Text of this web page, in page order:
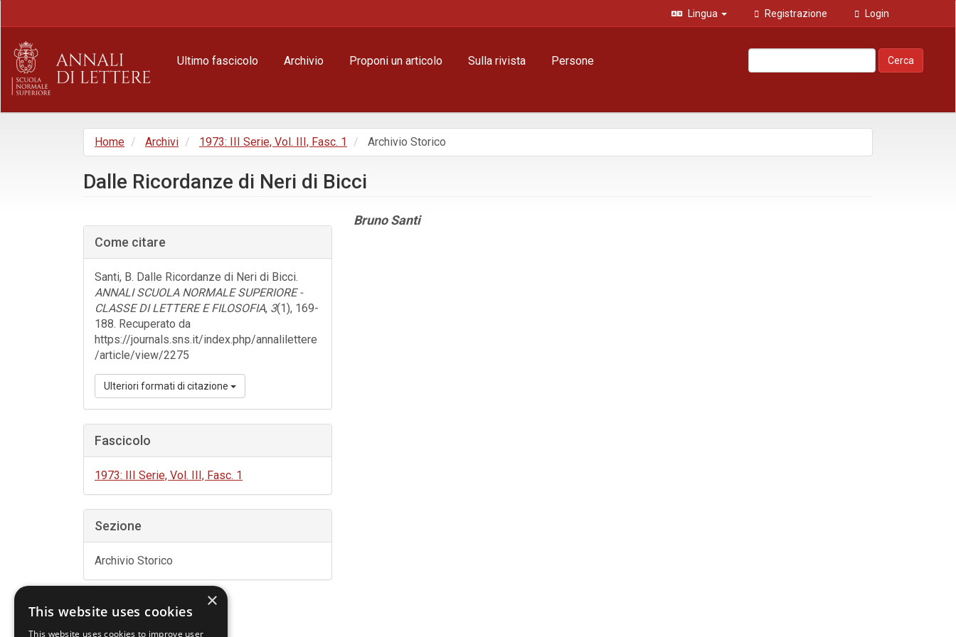
principale
Barra
laterale
Lingua Registrazione Login
Ultimo fascicolo Archivio Proponi un articolo Sulla rivista Persone Cerca
Home Archivi 1973: III Serie, Vol. III, Fasc. 1 Archivio Storico
Dalle Ricordanze di Neri di Bicci
laterale
dell'articolo
Come citare
Santi, B. Dalle Ricordanze di Neri di Bicci.
ANNALI SCUOLA NORMALE SUPERIORE -
CLASSE DI LETTERE E FILOSOFIA, 3(1), 169-
188. Recuperato da
https://journals.sns.it/index.php/annalilettere
/article/view/2275
Ulteriori formati di citazione
Fascicolo
1973: III Serie, Vol. III, Fasc. 1
Sezione
Archivio Storico
Contenuto
Bruno Santi
×
This website uses cookies
This website uses cookies to improve user